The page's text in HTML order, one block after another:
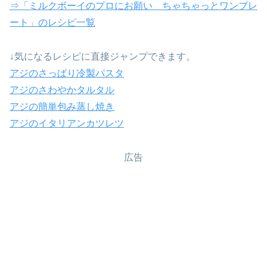
⇒「ミルクボーイのプロにお願い ちゃちゃっとワンプレ
ート」のレシピ一覧
↓気になるレシピに直接ジャンプできます。
アジのさっぱり冷製パスタ
アジのさわやかタルタル
アジの簡単包み蒸し焼き
アジのイタリアンカツレツ
広告